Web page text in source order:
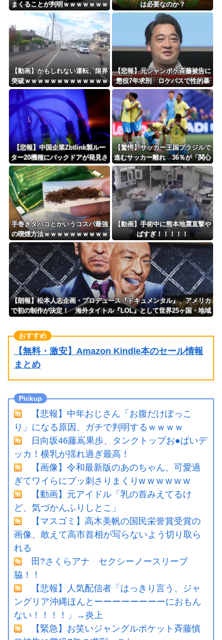
まくることが判明ｗｗｗｗｗｗｗ
ｗｗｗｗｗｗｗｗｗｗｗｗｗｗｗ
ｗｗｗ
は必要なのか？
【動画】かもしれない運転、限界
突破ｗｗｗｗｗｗｗｗｗｗｗｗｗ
ｗｗｗｗ
【悲報】元ジャンポケ斉藤被告に
懲役7年求刑 ロケバスで性的暴
行の罪ｗｗｗｗｗｗｗｗｗ
【悲報】中国企業Zbtlink製ルー
ター20機種にバックドアが発見さ
れるｗｗｗｗｗｗｗｗｗ
【驚愕】サッカー王国ブラジルで
進むサッカー離れ 36％が「関心
なし」
手巻きタバコとかいうコスパ最強
の喫煙方法ｗｗｗｗｗｗｗｗｗｗ
ｗｗｗ
【動画】手術中に熊本地震直撃や
ばすぎ！！！！！
【朗報】松本人志企画・プロデュース『ドキュメンタル』、アメリカ
で初の制作が決定！ 海外タイトル『LOL』として世界25ヶ国・地域
【無料・激安】Amazon Kindle本のセール情報
まとめ
【悲報】中年おじさん「お腹だけぽっこ
り」になる原因、ガチで判明するｗｗｗｗ
日向坂46藤嶌果歩、タンクトップお●ぱいデ
ッカ！横乳が揺れ過ぎ最高！
【画像】令和最新版のあのちゃん、可愛過
ぎてワイらにブッ刺さりまくりw w w w w w
【動画】元アイドル「乳の首みえてるけ
ど、気づかんふりしとこ」
【マスゴミ】高木美帆の国民栄誉賞受賞の
画像、敢えて高市首相が写らないよう切り取ら
れる
田?さくらアナ セクシーノースリーブ
脇！！
【悲報】人気配信者「はっきり言う、ジャ
ングリア沖縄ほんとーーーーーーーーにおもん
ない！！！！」→炎上
【緊急】お笑いジャングルポケット斉藤慎